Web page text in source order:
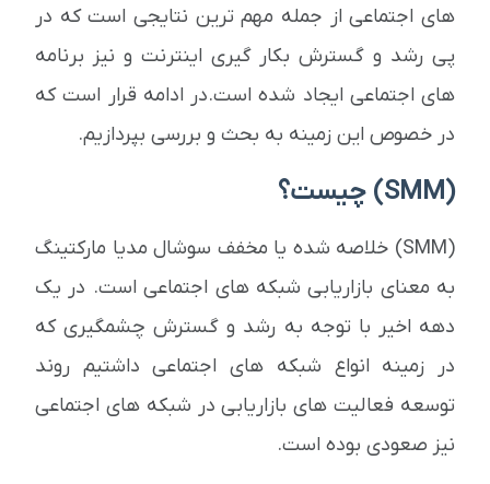
های اجتماعی از جمله مهم ترین نتایجی است که در
پی رشد و گسترش بکار گیری اینترنت و نیز برنامه
های اجتماعی ایجاد شده است.در ادامه قرار است که
در خصوص این زمینه به بحث و بررسی بپردازیم.
(SMM) چیست؟
(SMM) خلاصه شده یا مخفف سوشال مدیا مارکتینگ
به معنای بازاریابی شبکه های اجتماعی است. در یک
دهه اخیر با توجه به رشد و گسترش چشمگیری که
در زمینه انواع شبکه های اجتماعی داشتیم روند
توسعه فعالیت های بازاریابی در شبکه های اجتماعی
نیز صعودی بوده است.